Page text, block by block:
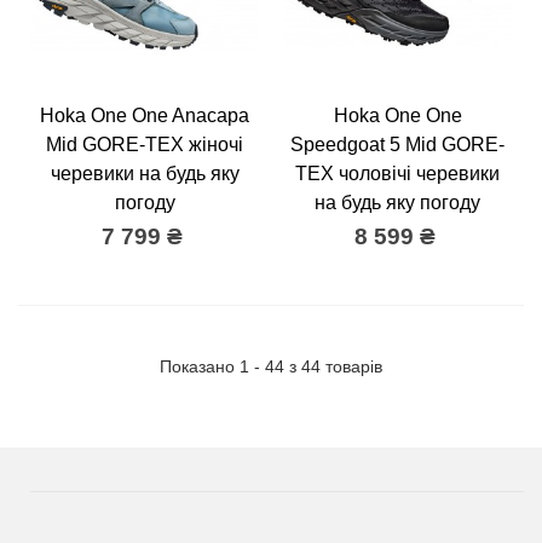
Hoka One One Anacapa
Mid GORE-TEX жіночі
черевики на будь яку
погоду
7 799 ₴
Hoka One One
Speedgoat 5 Mid GORE-
TEX чоловічі черевики
на будь яку погоду
8 599 ₴
Показано 1 - 44 з 44 товарів